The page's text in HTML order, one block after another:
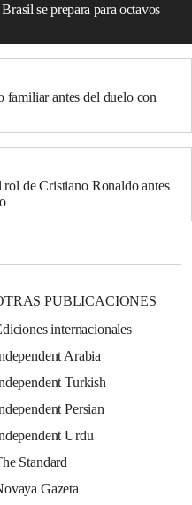
se prepara para octavos
familiar antes del duelo con
de Cristiano Ronaldo antes
PUBLICACIONES
internacionales
Arabia
Turkish
Persian
Urdu
Standard
Gazeta